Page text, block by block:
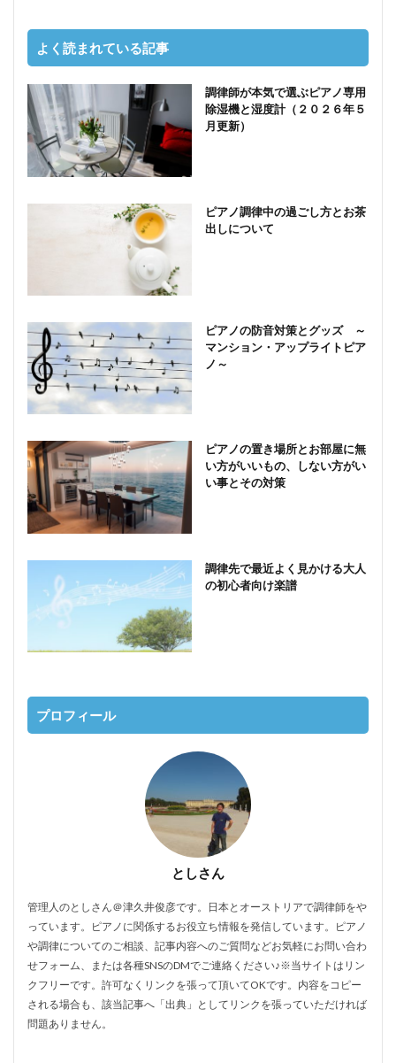
よく読まれている記事
調律師が本気で選ぶピアノ専用
除湿機と湿度計（２０２６年５
月更新）
ピアノ調律中の過ごし方とお茶
出しについて
ピアノの防音対策とグッズ ～
マンション・アップライトピア
ノ～
ピアノの置き場所とお部屋に無
い方がいいもの、しない方がい
い事とその対策
調律先で最近よく見かける大人
の初心者向け楽譜
プロフィール
としさん
管理人のとしさん＠津久井俊彦です。日本とオーストリアで調律師をや
っています。ピアノに関係するお役立ち情報を発信しています。ピアノ
や調律についてのご相談、記事内容へのご質問などお気軽にお問い合わ
せフォーム、または各種SNSのDMでご連絡ください♪※当サイトはリン
クフリーです。許可なくリンクを張って頂いてOKです。内容をコピー
される場合も、該当記事へ「出典」としてリンクを張っていただければ
問題ありません。